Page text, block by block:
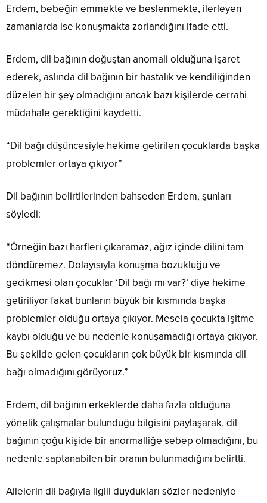
Erdem, bebeğin emmekte ve beslenmekte, ilerleyen
zamanlarda ise konuşmakta zorlandığını ifade etti.
Erdem, dil bağının doğuştan anomali olduğuna işaret
ederek, aslında dil bağının bir hastalık ve kendiliğinden
düzelen bir şey olmadığını ancak bazı kişilerde cerrahi
müdahale gerektiğini kaydetti.
“Dil bağı düşüncesiyle hekime getirilen çocuklarda başka
problemler ortaya çıkıyor”
Dil bağının belirtilerinden bahseden Erdem, şunları
söyledi:
“Örneğin bazı harfleri çıkaramaz, ağız içinde dilini tam
döndüremez. Dolayısıyla konuşma bozukluğu ve
gecikmesi olan çocuklar ‘Dil bağı mı var?’ diye hekime
getiriliyor fakat bunların büyük bir kısmında başka
problemler olduğu ortaya çıkıyor. Mesela çocukta işitme
kaybı olduğu ve bu nedenle konuşamadığı ortaya çıkıyor.
Bu şekilde gelen çocukların çok büyük bir kısmında dil
bağı olmadığını görüyoruz.”
Erdem, dil bağının erkeklerde daha fazla olduğuna
yönelik çalışmalar bulunduğu bilgisini paylaşarak, dil
bağının çoğu kişide bir anormalliğe sebep olmadığını, bu
nedenle saptanabilen bir oranın bulunmadığını belirtti.
Ailelerin dil bağıyla ilgili duydukları sözler nedeniyle